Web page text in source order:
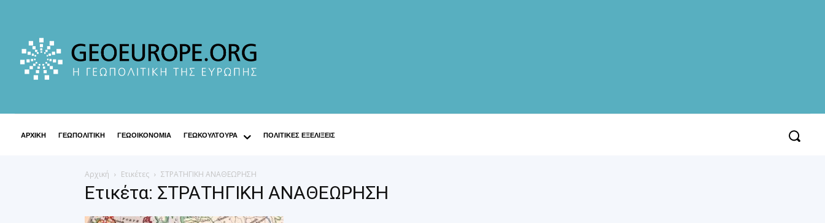
ΑΡΧΙΚΗ ΓΕΩΠΟΛΙΤΙΚΗ ΓΕΩΟΙΚΟΝΟΜΙΑ ΓΕΩΚΟΥΛΤΟΥΡΑ ΠΟΛΙΤΙΚΕΣ ΕΞΕΛΙΞΕΙΣ
Αρχική Ετικέτες ΣΤΡΑΤΗΓΙΚΗ ΑΝΑΘΕΩΡΗΣΗ
Ετικέτα: ΣΤΡΑΤΗΓΙΚΗ ΑΝΑΘΕΩΡΗΣΗ